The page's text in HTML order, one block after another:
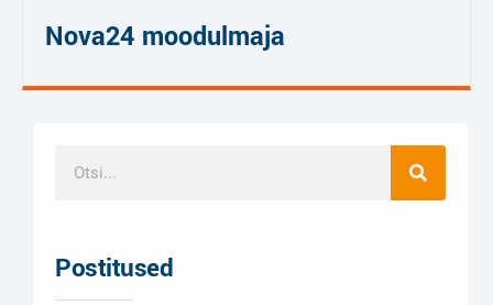
Nova24 moodulmaja
Postitused